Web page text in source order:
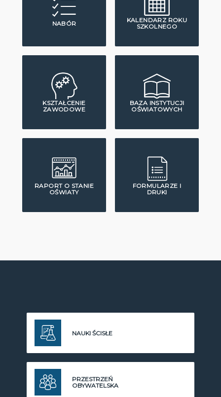
NABÓR
KALENDARZ ROKU
SZKOLNEGO
KSZTAŁCENIE
ZAWODOWE
BAZA INSTYTUCJI
OŚWIATOWYCH
RAPORT O STANIE
OŚWIATY
FORMULARZE I
DRUKI
NAUKI ŚCISŁE
PRZESTRZEŃ
OBYWATELSKA